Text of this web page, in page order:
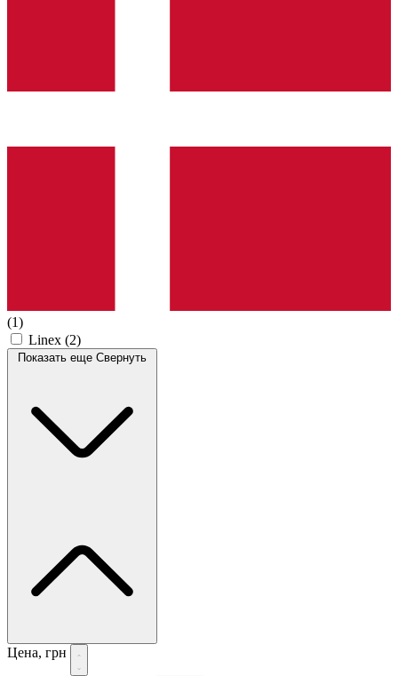
(1)
Linex (2)
Показать еще Свернуть
Цена, грн